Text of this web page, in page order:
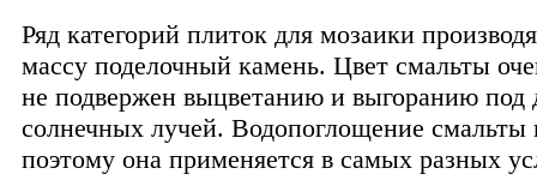
Ряд категорий плиток для мозаики
массу поделочный камень. Цвет смальты
не подвержен выцветанию и выгоранию под
солнечных лучей. Водопоглощение смальты
поэтому она применяется в самых разных